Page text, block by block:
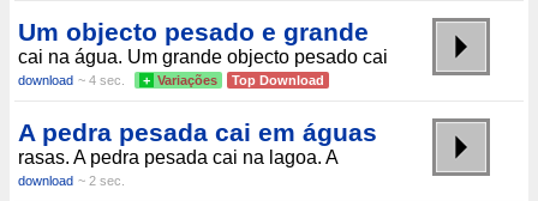
Um objecto pesado e grande
cai na água. Um grande objecto pesado cai
download ~ 4 sec. + Variações Top Download
A pedra pesada cai em águas
rasas. A pedra pesada cai na lagoa. A
download ~ 2 sec.